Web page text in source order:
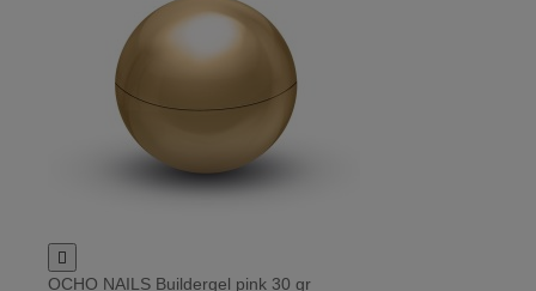

OCHO NAILS Buildergel pink 30 gr